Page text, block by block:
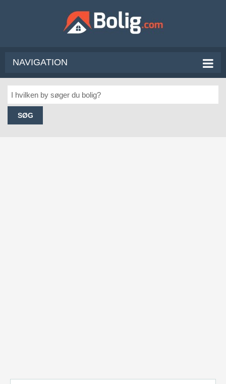
NAVIGATION
SØG